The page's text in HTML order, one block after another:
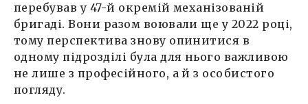
перебував у 47-й окремій механізованій
бригаді. Вони разом воювали ще у 2022 році,
тому перспектива знову опинитися в
одному підрозділі була для нього важливою
не лише з професійного, а й з особистого
погляду.